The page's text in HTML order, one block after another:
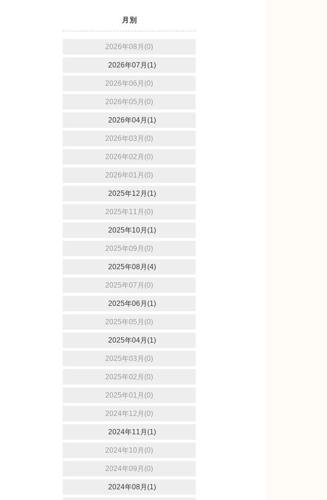
月別
2026年08月(0)
2026年07月(1)
2026年06月(0)
2026年05月(0)
2026年04月(1)
2026年03月(0)
2026年02月(0)
2026年01月(0)
2025年12月(1)
2025年11月(0)
2025年10月(1)
2025年09月(0)
2025年08月(4)
2025年07月(0)
2025年06月(1)
2025年05月(0)
2025年04月(1)
2025年03月(0)
2025年02月(0)
2025年01月(0)
2024年12月(0)
2024年11月(1)
2024年10月(0)
2024年09月(0)
2024年08月(1)